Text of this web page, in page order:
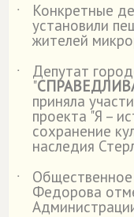
˙
Конкретные
установили
жителей
˙
Депутат
"
приняла
проекта "Я –
сохранение
наследия
˙
Общественное
Федорова